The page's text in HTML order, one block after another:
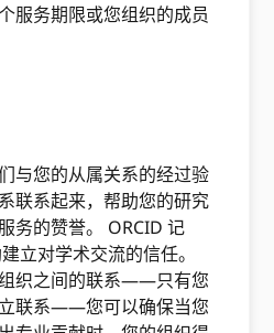
服务期限或您组织的成员
与您的从属关系的经过验
联系起来，帮助您的研究
务的赞誉。 ORCID 记
立对学术交流的信任。
织之间的联系——只有您
联系——您可以确保当您